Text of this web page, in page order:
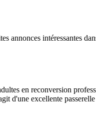
annonces intéressantes
en reconversion
d'une excellente